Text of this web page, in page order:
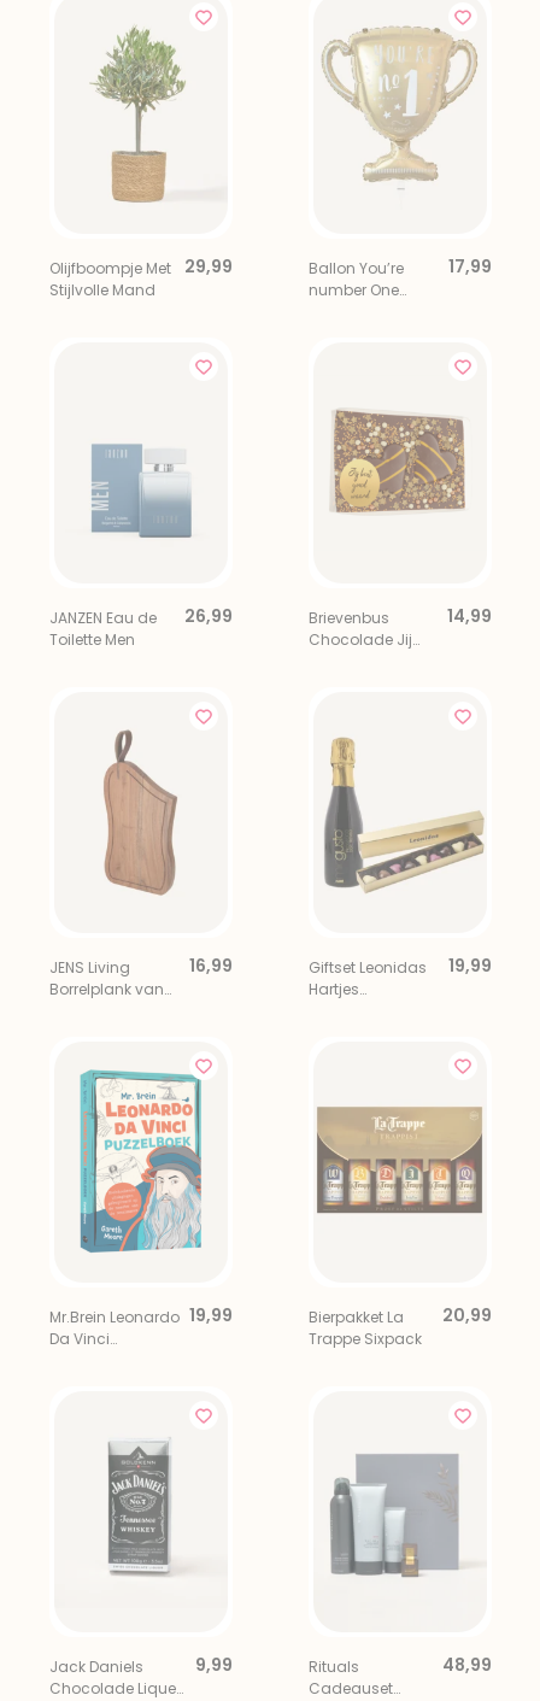
Olijfboompje Met
Stijlvolle Mand
29,99
Ballon You’re
number One
17,99
JANZEN Eau de
Toilette Men
26,99
Brievenbus
Chocolade Jij
14,99
JENS Living
Borrelplank van
16,99
Giftset Leonidas
Hartjes
19,99
Mr.Brein Leonardo
Da Vinci
19,99
Bierpakket La
Trappe Sixpack
20,99
Jack Daniels
Chocolade Liqueur
9,99
Rituals
Cadeauset
48,99